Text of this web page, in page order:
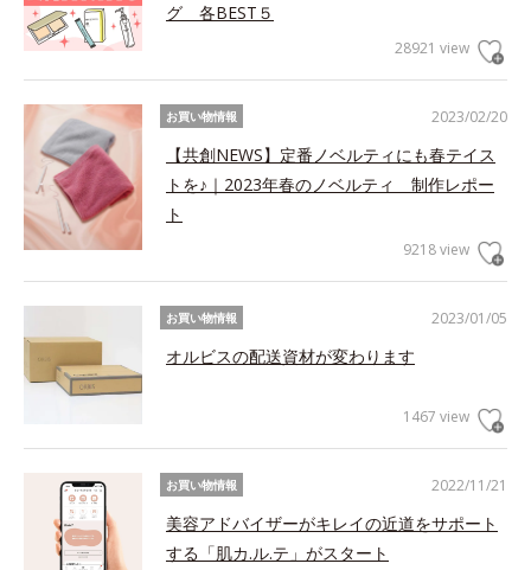
グ 各BEST５
28921 view
2023/02/20
お買い物情報
【共創NEWS】定番ノベルティにも春テイス
トを♪｜2023年春のノベルティ 制作レポー
ト
9218 view
2023/01/05
お買い物情報
オルビスの配送資材が変わります
1467 view
2022/11/21
お買い物情報
美容アドバイザーがキレイの近道をサポート
する「肌カ.ル.テ」がスタート